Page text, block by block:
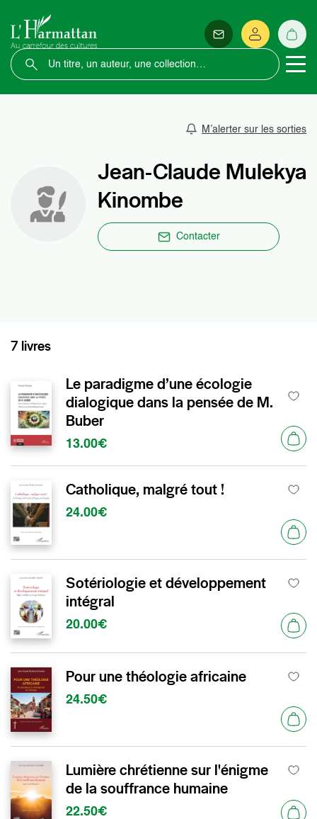
M’alerter sur les sorties
Jean-Claude Mulekya
Kinombe
Contacter
7 livres
Le paradigme d’une écologie
dialogique dans la pensée de M.
Buber
13.00€
Catholique, malgré tout !
24.00€
Sotériologie et développement
intégral
20.00€
Pour une théologie africaine
24.50€
Lumière chrétienne sur l'énigme
de la souffrance humaine
22.50€